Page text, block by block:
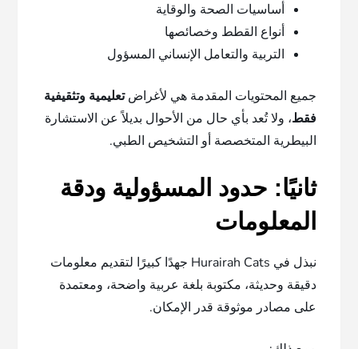
أساسيات الصحة والوقاية
أنواع القطط وخصائصها
التربية والتعامل الإنساني المسؤول
جميع المحتويات المقدمة هي لأغراضتعليمية وتثقيفية
فقط، ولا تُعد بأي حال من الأحوال بديلاً عن الاستشارة
البيطرية المتخصصة أو التشخيص الطبي.
ثانيًا: حدود المسؤولية ودقة
المعلومات
نبذل في Hurairah Cats جهدًا كبيرًا لتقديم معلومات
دقيقة وحديثة، مكتوبة بلغة عربية واضحة، ومعتمدة
على مصادر موثوقة قدر الإمكان.